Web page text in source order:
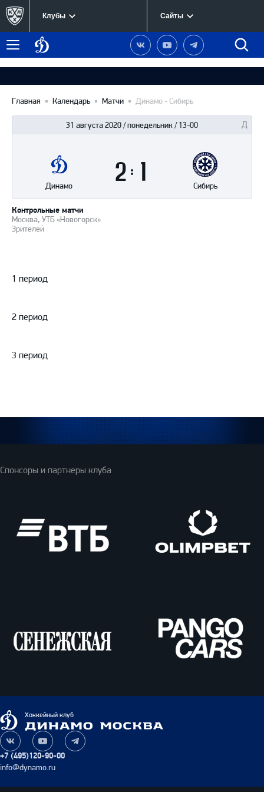
Клубы Сайты
Меню
Динамо
Москва
Наша
группа
Вконтакте
Наш
канал
YouTube
Наш
канал
Telegram
Главная Календарь Матчи Динамо - Сибирь
31 августа 2020 / понедельник / 13-00
Москва, УТБ «Новогорск»
Зрителей
Контрольные матчи
матча
Динамо Сибирь
Протокол
1 период
2 период
3 период
Спонсоры и партнеры клуба
Cars
Динамо
Москва
Хоккейный клуб
+7 (495)120-90-00
info@dynamo.ru
Наша
группа
ВКонтакте
Наш
канал
на
Наш
канал